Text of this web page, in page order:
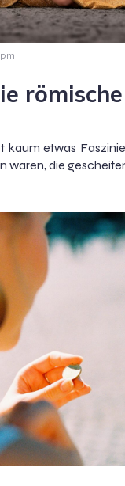
kaum etwas
waren, die